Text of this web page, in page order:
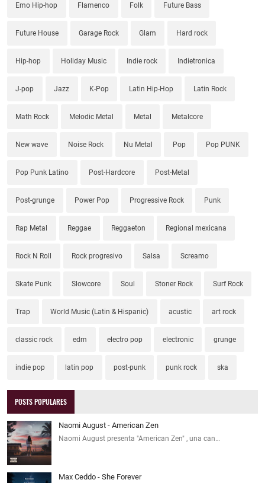
Emo Hip-hop Flamenco Folk Future Bass
Future House Garage Rock Glam Hard rock
Hip-hop Holiday Music Indie rock Indietronica
J-pop Jazz K-Pop Latin Hip-Hop Latin Rock
Math Rock Melodic Metal Metal Metalcore
New wave Noise Rock Nu Metal Pop Pop PUNK
Pop Punk Latino Post-Hardcore Post-Metal
Post-grunge Power Pop Progressive Rock Punk
Rap Metal Reggae Reggaeton Regional mexicana
Rock N Roll Rock progresivo Salsa Screamo
Skate Punk Slowcore Soul Stoner Rock Surf Rock
Trap World Music (Latin & Hispanic) acustic art rock
classic rock edm electro pop electronic grunge
indie pop latin pop post-punk punk rock ska
POSTS POPULARES
Naomi August - American Zen
Naomi August presenta "American Zen" , una can…
Max Ceddo - She Forever